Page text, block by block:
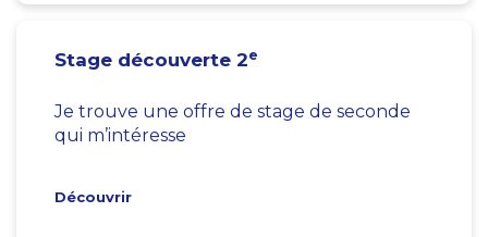
Stage découverte 2e
Je trouve une offre de stage de seconde
qui m’intéresse
Découvrir